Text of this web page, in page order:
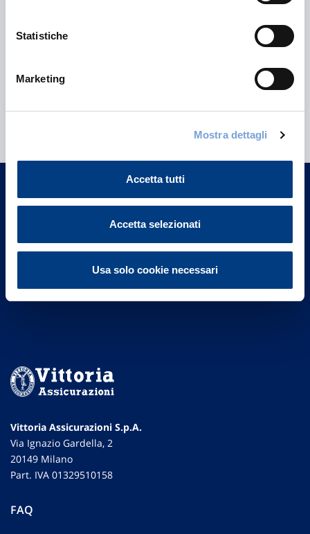
Statistiche
Marketing
Mostra dettagli
Accetta tutti
Accetta selezionati
Usa solo cookie necessari
Hai bisogno di
un nostro Agente.
Vittoria Assicurazioni S.p.A.
Via Ignazio Gardella, 2
20149 Milano
Part. IVA 01329510158
FAQ